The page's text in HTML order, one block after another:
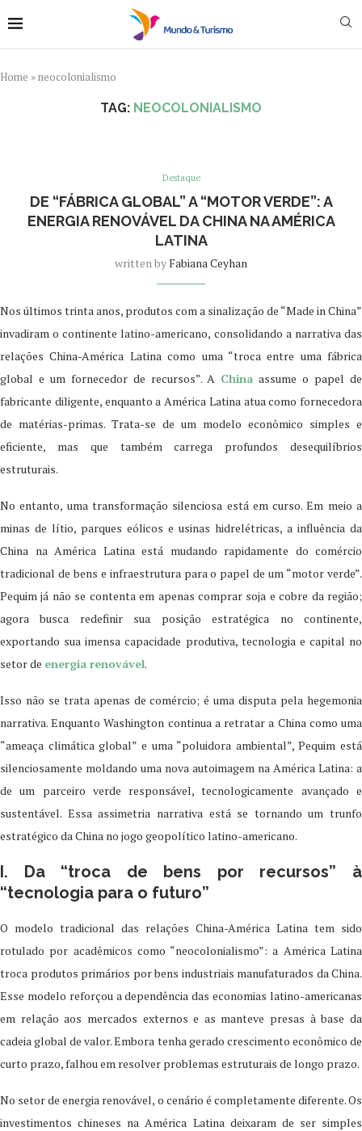
Home »neocolonialismo
TAG: NEOCOLONIALISMO
Destaque
DE “FÁBRICA GLOBAL” A “MOTOR VERDE”: A
ENERGIA RENOVÁVEL DA CHINA NA AMÉRICA
LATINA
written byFabiana Ceyhan
Nos últimos trinta anos, produtos com a sinalização de “Made in China”
invadiram o continente latino-americano, consolidando a narrativa das
relações China-América Latina como uma “troca entre uma fábrica
global e um fornecedor de recursos”. A China assume o papel de
fabricante diligente, enquanto a América Latina atua como fornecedora
de matérias-primas. Trata-se de um modelo econômico simples e
eficiente, mas que também carrega profundos desequilíbrios
estruturais.
No entanto, uma transformação silenciosa está em curso. Em meio a
minas de lítio, parques eólicos e usinas hidrelétricas, a influência da
China na América Latina está mudando rapidamente do comércio
tradicional de bens e infraestrutura para o papel de um “motor verde”.
Pequim já não se contenta em apenas comprar soja e cobre da região;
agora busca redefinir sua posição estratégica no continente,
exportando sua imensa capacidade produtiva, tecnologia e capital no
setor de energia renovável.
Isso não se trata apenas de comércio; é uma disputa pela hegemonia
narrativa. Enquanto Washington continua a retratar a China como uma
“ameaça climática global” e uma “poluidora ambiental”, Pequim está
silenciosamente moldando uma nova autoimagem na América Latina: a
de um parceiro verde responsável, tecnologicamente avançado e
sustentável. Essa assimetria narrativa está se tornando um trunfo
estratégico da China no jogo geopolítico latino-americano.
I. Da “troca de bens por recursos” à
“tecnologia para o futuro”
O modelo tradicional das relações China-América Latina tem sido
rotulado por acadêmicos como “neocolonialismo”: a América Latina
troca produtos primários por bens industriais manufaturados da China.
Esse modelo reforçou a dependência das economias latino-americanas
em relação aos mercados externos e as manteve presas à base da
cadeia global de valor. Embora tenha gerado crescimento econômico de
curto prazo, falhou em resolver problemas estruturais de longo prazo.
No setor de energia renovável, o cenário é completamente diferente. Os
investimentos chineses na América Latina deixaram de ser simples